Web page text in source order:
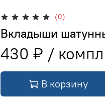
(0)
Вкладыши
430 ₽
В корзину